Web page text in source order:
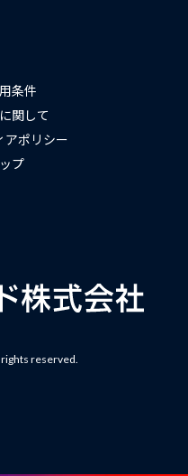
条件
関して
アポリシー
プ
reserved.